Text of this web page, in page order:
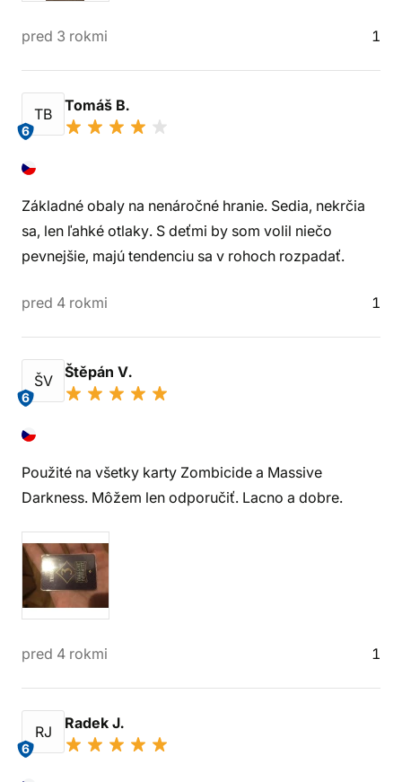
pred 3 rokmi 1
TB
6
Tomáš B.
Základné obaly na nenáročné hranie. Sedia, nekrčia
sa, len ľahké otlaky. S deťmi by som volil niečo
pevnejšie, majú tendenciu sa v rohoch rozpadať.
pred 4 rokmi 1
ŠV
6
Štěpán V.
Použité na všetky karty Zombicide a Massive
Darkness. Môžem len odporučiť. Lacno a dobre.
pred 4 rokmi 1
RJ
6
Radek J.